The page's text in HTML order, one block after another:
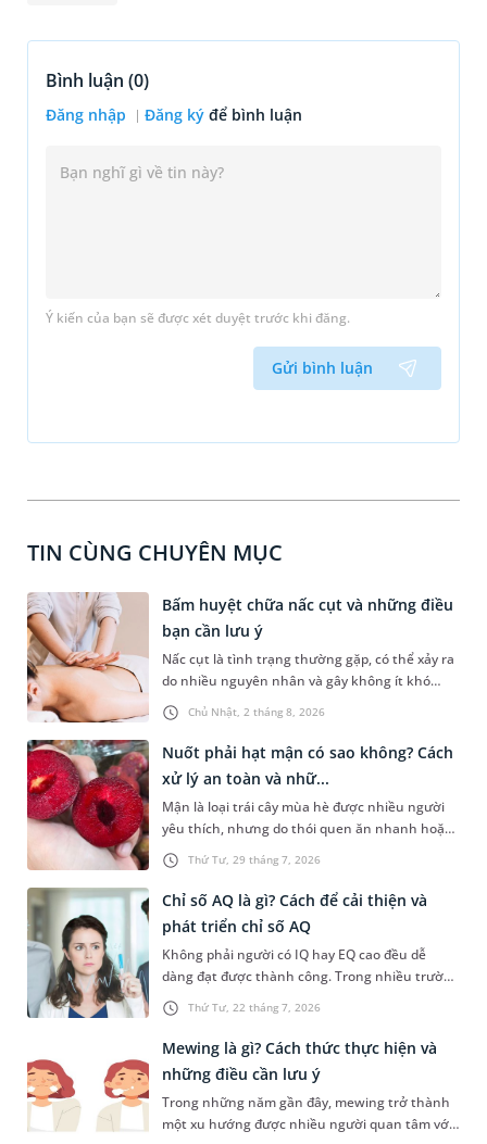
Bình luận (0)
Đăng nhập Đăng ký để bình luận
Ý kiến của bạn sẽ được xét duyệt trước khi đăng.
Gửi bình luận
TIN CÙNG CHUYÊN MỤC
Chủ Nhật, 2 tháng 8, 2026
Bấm huyệt chữa nấc cụt và những điều
bạn cần lưu ý
Nấc cụt là tình trạng thường gặp, có thể xảy ra
do nhiều nguyên nhân và gây không ít khó
chịu. Bấm huyệt chữa nấc cụt là một trong
những phương pháp được nhiều người tìm
hiểu để hỗ trợ tình trạng này. Mời bạn cùng
tìm hiểu sâu hơn về phương pháp chữa nấc cụt
này trong bài viết dưới đây.
Thứ Tư, 29 tháng 7, 2026
Nuốt phải hạt mận có sao không? Cách
xử lý an toàn và nhữ...
Mận là loại trái cây mùa hè được nhiều người
yêu thích, nhưng do thói quen ăn nhanh hoặc
sơ suất, không ít người đã vô tình nuốt phải
hạt mận. Cấu tạo hạt mận thường cứng, có hai
đầu nhọn nên khi đi vào đường tiêu hóa rất dễ
gây ra tâm lý hoang mang, lo lắng cho người
gặp phải. Bài viết dưới đây sẽ giải đáp chi tiết
giúp bạn thắc mắc nuốt phải hạt mận có sao
không dưới góc nhìn y khoa và hướng dẫn cách
xử trí an toàn, kịp thời nhất.
Thứ Tư, 22 tháng 7, 2026
Chỉ số AQ là gì? Cách để cải thiện và
phát triển chỉ số AQ
Không phải người có IQ hay EQ cao đều dễ
dàng đạt được thành công. Trong nhiều trường
hợp, khả năng đứng vững trước áp lực, thích
nghi với nghịch cảnh và không bỏ cuộc mới là
yếu tố tạo nên sự khác biệt. Đây cũng chính là
điều được phản ánh qua chỉ số AQ. Vậy chỉ số
AQ là gì, được xác định ra sao và làm thế nào để
cải thiện chỉ số này? Hãy cùng tìm hiểu trong
bài viết dưới đây.
Mewing là gì? Cách thức thực hiện và
những điều cần lưu ý
Trong những năm gần đây, mewing trở thành
một xu hướng được nhiều người quan tâm với